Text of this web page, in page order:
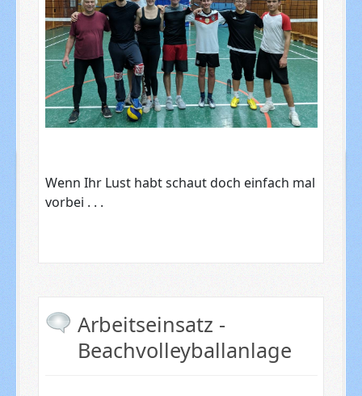
Wenn Ihr Lust habt schaut doch einfach mal
vorbei . . .
Arbeitseinsatz -
Beachvolleyballanlage